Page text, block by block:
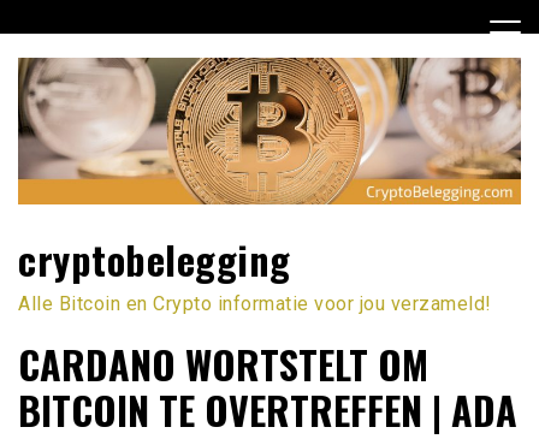
naar
inhoud
cryptobelegging
Alle Bitcoin en Crypto informatie voor jou verzameld!
CARDANO WORTSTELT OM
BITCOIN TE OVERTREFFEN | ADA